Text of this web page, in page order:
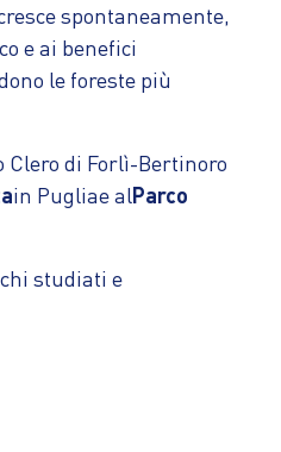
spontaneamente,
e ai benefici
le foreste più
Clero di Forlì-Bertinoro
in Pugliae alParco
studiati e